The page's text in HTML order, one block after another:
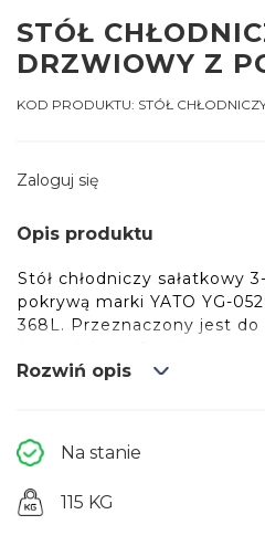
STÓŁ
DRZWIOWY Z
KOD PRODUKTU: STÓŁ
Zaloguj się
Opis produktu
Stół chłodniczy sałatkowy
pokrywą marki YATO YG-
368L. Przeznaczony jest do
zewnętrzna i wewnętrzna
w utrzymaniu w czystości.
uchylna także wykonana
Dolny agregat chłodniczy
240W wykorzystuje czynnik
Rozwiń opis
Na stanie
115 KG